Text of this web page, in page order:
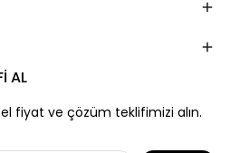
AL
fiyat ve çözüm teklifimizi alın.